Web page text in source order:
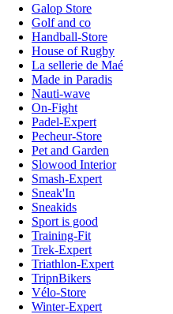
Galop Store
Golf and co
Handball-Store
House of Rugby
La sellerie de Maé
Made in Paradis
Nauti-wave
On-Fight
Padel-Expert
Pecheur-Store
Pet and Garden
Slowood Interior
Smash-Expert
Sneak'In
Sneakids
Sport is good
Training-Fit
Trek-Expert
Triathlon-Expert
TripnBikers
Vélo-Store
Winter-Expert